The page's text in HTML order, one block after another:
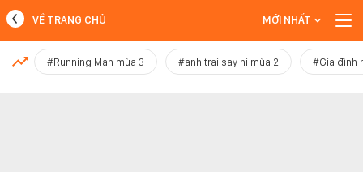
MỚI NHẤT
VỀ TRANG CHỦ MỚI NHẤT
#Running Man mùa 3 #anh trai say hi mùa 2 #Gia đình